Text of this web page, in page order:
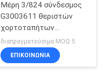
Μέρη 3/824 σύνδεσμος
G3003611 θεριστών
χορτοταπήτων
καρυδιών ρύθμισης
νημάτων
διαπραγματεύσιμα MOQ:5
ΕΠΙΚΟΙΝΩΝΊΑ